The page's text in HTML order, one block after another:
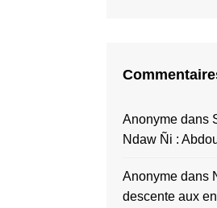
Anonyme dans
Ndaw Ñi :
Anonyme dans
descente aux